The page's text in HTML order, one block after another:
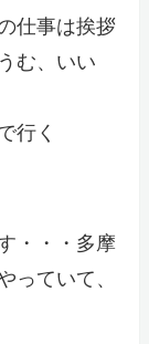
仕事は挨拶
む、いい
行く
・・・多摩
っていて、